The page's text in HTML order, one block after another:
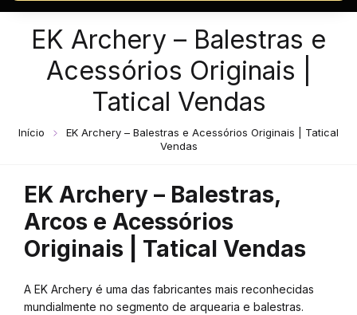
EK Archery – Balestras e
Acessórios Originais |
Tatical Vendas
Início
EK Archery – Balestras e Acessórios Originais | Tatical
Vendas
EK Archery – Balestras,
Arcos e Acessórios
Originais | Tatical Vendas
A EK Archery é uma das fabricantes mais reconhecidas
mundialmente no segmento de arquearia e balestras.